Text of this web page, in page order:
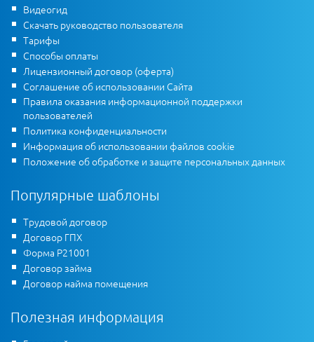
Видеогид
Скачать руководство пользователя
Тарифы
Способы оплаты
Лицензионный договор (оферта)
Соглашение об использовании Сайта
Правила оказания информационной поддержки
пользователей
Политика конфиденциальности
Информация об использовании файлов cookie
Положение об обработке и защите персональных данных
Популярные шаблоны
Трудовой договор
Договор ГПХ
Форма Р21001
Договор займа
Договор найма помещения
Полезная информация